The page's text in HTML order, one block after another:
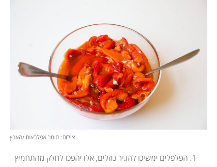
צילום: תומר אפלבאום /הארץ
הפלפלים ימשיכו להגיר נוזלים, אלו יהפכו לחלק מהתחמיץ